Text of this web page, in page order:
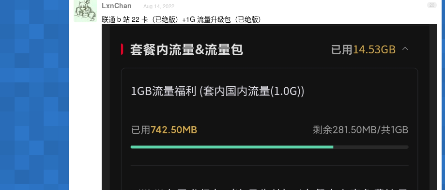
20
LxnChan Aug 14, 2022
联通 b 站 22 卡（已绝版）+1G 流量升级包（已绝版）